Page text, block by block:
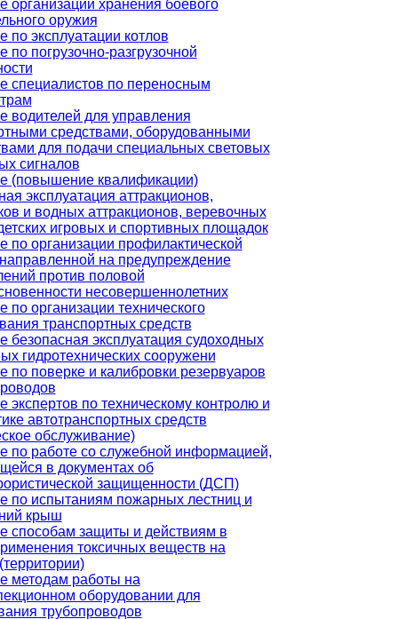
организации хранения боевого
оружия
по эксплуатации котлов
по погрузочно-разгрузочной
специалистов по переносным
водителей для управления
средствами, оборудованными
для подачи специальных световых
сигналов
(повышение квалификации)
эксплуатация аттракционов,
и водных аттракционов, веревочных
игровых и спортивных площадок
по организации профилактической
на предупреждение
против половой
несовершеннолетних
по организации технического
транспортных средств
безопасная эксплуатация судоходных
гидротехнических сооружени
по поверке и калибровки резервуаров
экспертов по техническому контролю и
автотранспортных средств
обслуживание)
по работе со служебной информацией,
в документах об
защищенности (ДСП)
по испытаниям пожарных лестниц и
крыш
способам защиты и действиям в
токсичных веществ на
методам работы на
оборудовании для
трубопроводов